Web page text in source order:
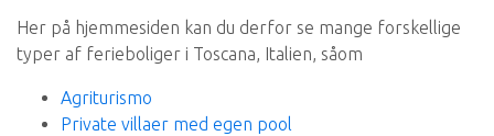
Her på hjemmesiden kan du derfor se mange forskellige
typer af ferieboliger i Toscana, Italien, såom
Agriturismo
Private villaer med egen pool